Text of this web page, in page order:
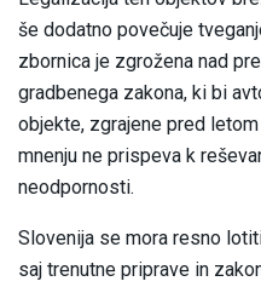
še dodatno povečuje
zbornica je zgrožena nad
gradbenega zakona, ki bi
objekte, zgrajene pred
mnenju ne prispeva k
neodpornosti.
Slovenija se mora resno
saj trenutne priprave in